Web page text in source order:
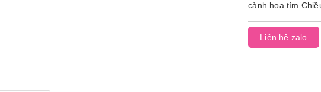
cành hoa tím
Liên hệ zalo